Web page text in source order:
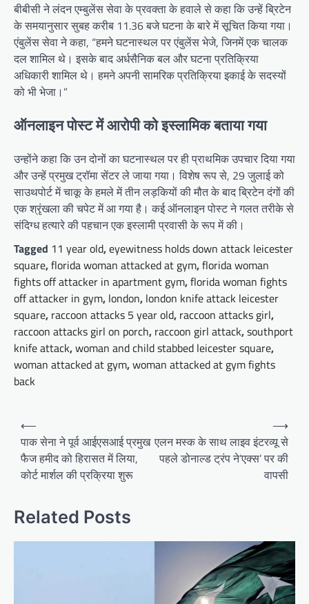
बीबीसी ने लंदन एम्बुलेंस सेवा के प्रवक्ता के हवाले से कहा कि उन्हें ब्रिटेन
के समयानुसार सुबह करीब 11.36 बजे घटना के बारे में सूचित किया गया।
एंबुलेंस सेवा ने कहा, “हमने घटनास्थल पर एंबुलेंस भेजे, जिनमें एक चालक
दल शामिल थे। इसके बाद अर्धसैनिक बल और घटना प्रतिक्रिया
अधिकारी शामिल थे। हमने अपनी सामरिक प्रतिक्रिया इकाई के सदस्यों
को भी भेजा।”
ऑनलाइन पोस्ट में आरोपी को इस्लामिक बताया गया
उन्होंने कहा कि उन दोनों का घटनास्थल पर ही प्राथमिक उपचार दिया गया
और उन्हें प्रमुख ट्रॉमा सेंटर ले जाया गया। विशेष रूप से, 29 जुलाई को
साउथपोर्ट में चाकू के हमले में तीन लड़कियों की मौत के बाद ब्रिटेन दंगों की
एक श्रृंखला की चपेट में आ गया है। कई ऑनलाइन पोस्ट ने गलत तरीके से
संदिग्ध हत्यारे की पहचान एक इस्लामी प्रवासी के रूप में की।
Tagged 11 year old,eyewitness holds down attack leicester
square,florida woman attacked at gym,florida woman
fights off attacker in apartment gym,florida woman fights
off attacker in gym, london, london knife attack leicester
square, raccoon attacks 5 year old, raccoon attacks girl,
raccoon attacks girl on porch, raccoon girl attack,southport
knife attack,woman and child stabbed leicester square,
woman attacked at gym,woman attacked at gym fights
back
Post
navigation
⟵
पाक सेना ने पूर्व आईएसआई प्रमुख
फैज हमीद को हिरासत में लिया,
कोर्ट मार्शल की प्रक्रिया शुरू
एलन मस्क के साथ लाइव इंटरव्यू से
पहले डोनाल्ड ट्रंप ने’एक्स’ पर की
वापसी
⟶
Related Posts